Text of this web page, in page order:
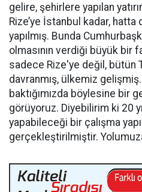
gelire, şehirlere yapılan
Rize’ye İstanbul kadar, hatta
yapılmış. Bunda
olmasının verdiği büyük bir
sadece Rize'ye değil, bütün
davranmış, ülkemiz
baktığımızda böylesine bir
görüyoruz. Diyebilirim ki 20
yapabileceği bir çalışma
gerçekleştirilmiştir.